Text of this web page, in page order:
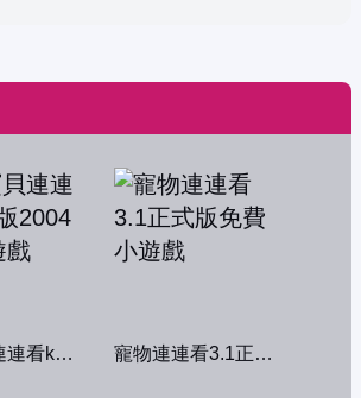
神奇寶貝連連看kawai版2004 寵物連連看3.1正式版